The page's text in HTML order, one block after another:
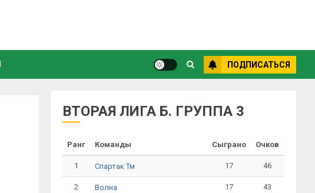
ПОДПИСАТЬСЯ
ВТОРАЯ ЛИГА Б. ГРУППА 3
Ранг Команды Сыграно Очков
1 Спартак Тм 17 46
2 Волна 17 43